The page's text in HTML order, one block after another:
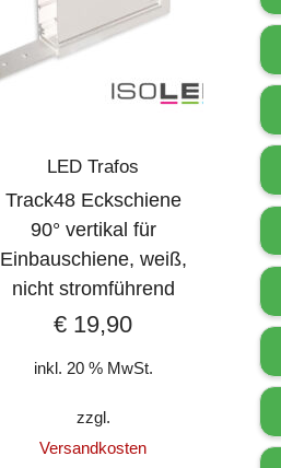
LED Trafos
Track48 Eckschiene
90° vertikal für
Einbauschiene, weiß,
nicht stromführend
€ 19,90
inkl. 20 % MwSt.
zzgl.
Versandkosten